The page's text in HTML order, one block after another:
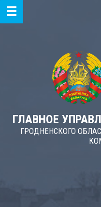
ГЛАВНОЕ
ГРОДНЕНСКОГО